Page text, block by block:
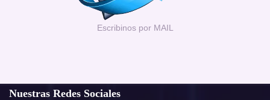
Escribinos por MAIL
Nuestras Redes Sociales